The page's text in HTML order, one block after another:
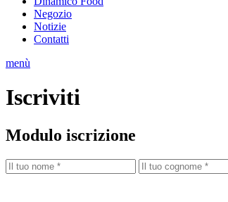
Negozio
Notizie
Contatti
menù
Iscriviti
Modulo iscrizione